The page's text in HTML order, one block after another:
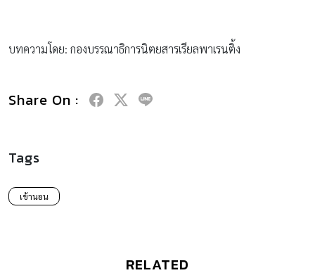
บทความโดย: กองบรรณาธิการนิตยสารเรียลพาเรนติ้ง
Share On :
Tags
เข้านอน
RELATED